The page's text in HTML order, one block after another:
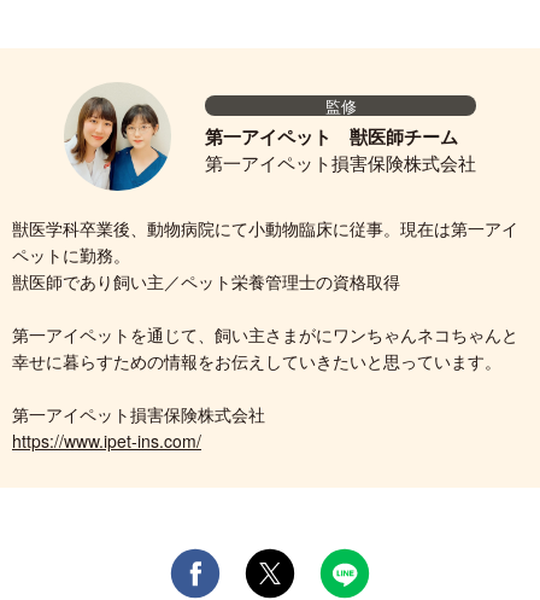
監修
第一アイペット 獣医師チーム
第一アイペット損害保険株式会社
獣医学科卒業後、動物病院にて小動物臨床に従事。現在は第一アイ
ペットに勤務。
獣医師であり飼い主／ペット栄養管理士の資格取得
第一アイペットを通じて、飼い主さまがにワンちゃんネコちゃんと
幸せに暮らすための情報をお伝えしていきたいと思っています。
第一アイペット損害保険株式会社
https://www.ipet-ins.com/